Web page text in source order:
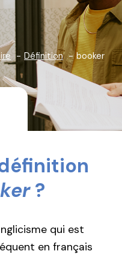
Définition booker
?
qui est
en français